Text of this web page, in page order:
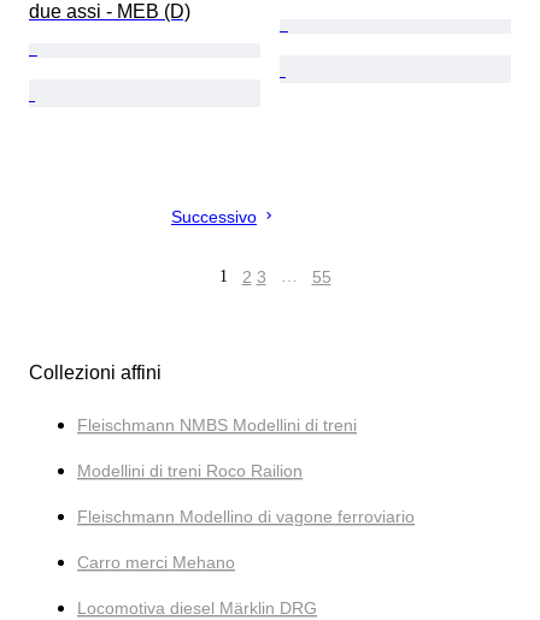
due assi - MEB (D)
Successivo
1 2 3 … 55
Collezioni affini
Fleischmann NMBS Modellini di treni
Modellini di treni Roco Railion
Fleischmann Modellino di vagone ferroviario
Carro merci Mehano
Locomotiva diesel Märklin DRG